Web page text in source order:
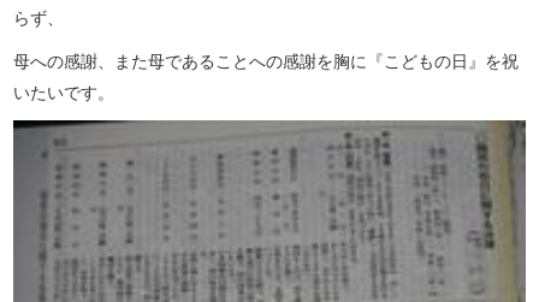
らず、
母への感謝、また母であることへの感謝を胸に『こどもの日』を祝
いたいです。